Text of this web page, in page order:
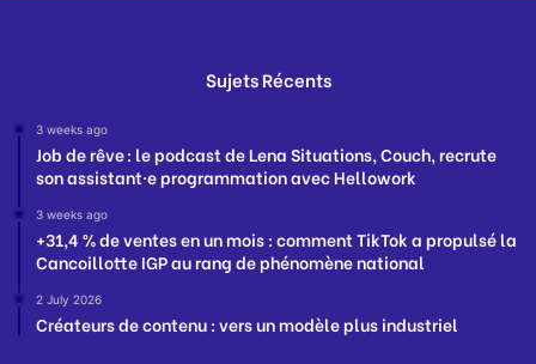
Sujets Récents
3 weeks ago
Job de rêve : le podcast de Lena Situations, Couch, recrute
son assistant·e programmation avec Hellowork
3 weeks ago
+31,4 % de ventes en un mois : comment TikTok a propulsé la
Cancoillotte IGP au rang de phénomène national
2 July 2026
Créateurs de contenu : vers un modèle plus industriel